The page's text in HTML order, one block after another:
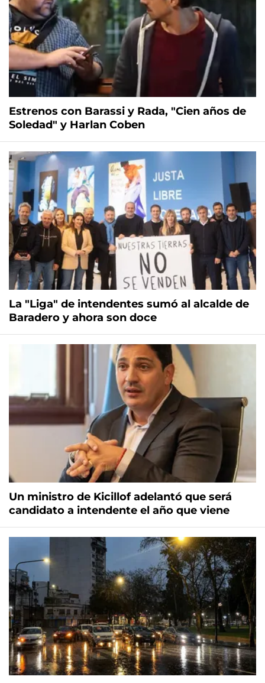
Estrenos con Barassi y Rada, "Cien años de
Soledad" y Harlan Coben
La "Liga" de intendentes sumó al alcalde de
Baradero y ahora son doce
Un ministro de Kicillof adelantó que será
candidato a intendente el año que viene